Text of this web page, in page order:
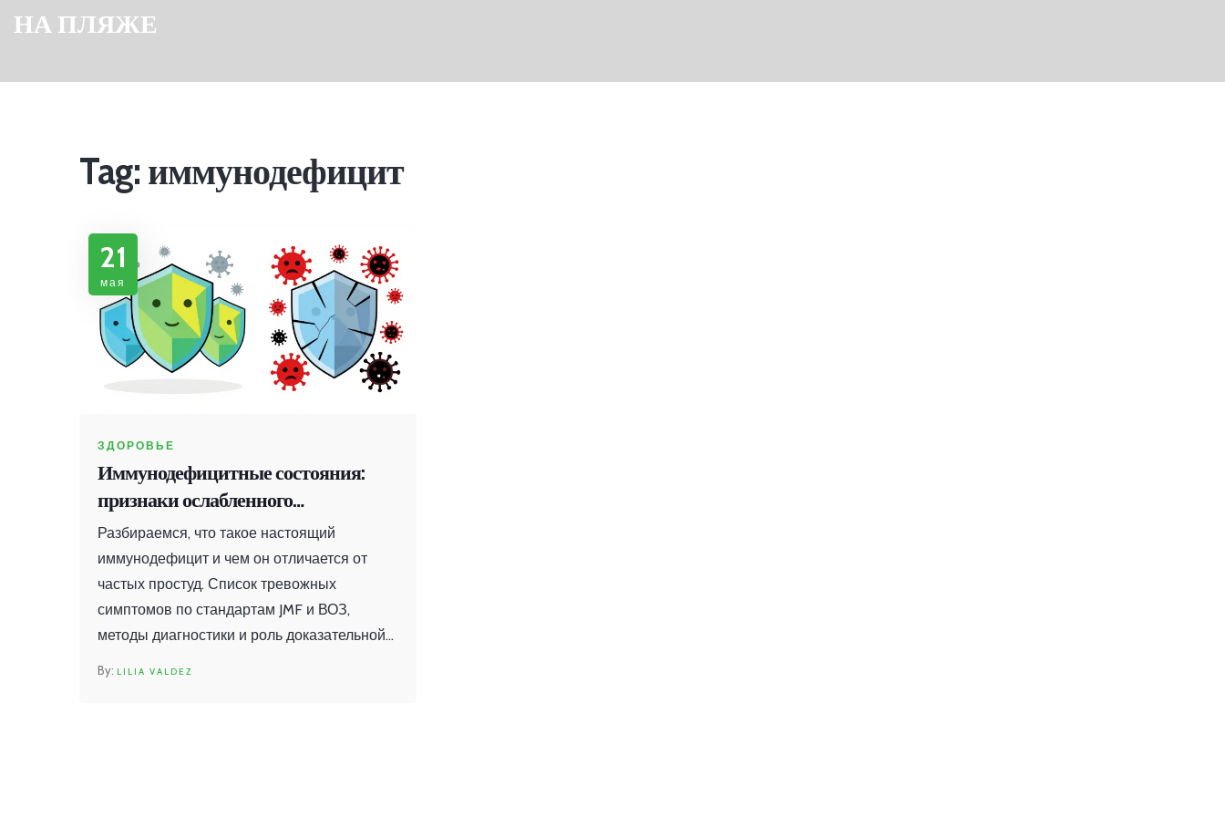
НА ПЛЯЖЕ
Tag: иммунодефицит
21
мая
ЗДОРОВЬЕ
Иммунодефицитные состояния:
признаки ослабленного
иммунитета и когда бить тревогу
Разбираемся, что такое настоящий
иммунодефицит и чем он отличается от
частых простуд. Список тревожных
симптомов по стандартам JMF и ВОЗ,
методы диагностики и роль доказательной
LILIA VALDEZ